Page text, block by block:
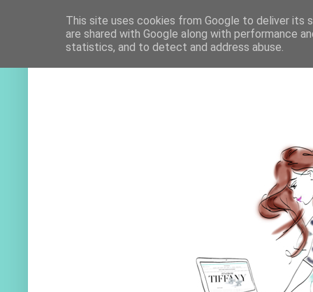
This site uses cookies from Google to deliver its
are shared with Google along with performance
statistics, and to detect and address abuse.